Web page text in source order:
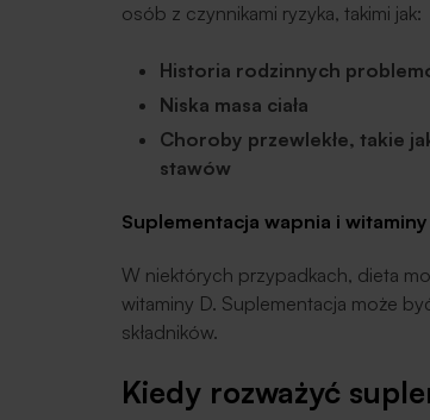
osób z czynnikami ryzyka, takimi jak:
Historia rodzinnych
Niska masa ciała
Choroby przewlekłe, takie
stawów
Suplementacja wapnia i witaminy
W niektórych przypadkach, dieta
witaminy D. Suplementacja może
składników.
Kiedy rozważyć